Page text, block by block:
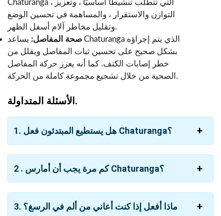
Chaturanga ، التي تتطلب تنشيطًا أساسيًا ، وتعزيز
التوازن والاستقرار ، والمساهمة في تحسين الوضع
وتقليل مخاطر آلام أسفل الظهر.
صحة المفاصل: يساعد Chaturanga الذي يتم إجراؤه
بشكل صحيح على تحسين ثبات المفاصل ويقلل من
خطر إصابات الكتف. كما أنه يعزز حركة المفاصل
الصحية من خلال تشجيع مجموعة كاملة من الحركة.
الأسئلة المتداولة.
1. هل يستطيع المبتدئون فعل Chaturanga؟
2 . كم مرة يجب أن أمارس Chaturanga؟
3. ماذا أفعل إذا كنت أعاني من ألم في الرسغ؟